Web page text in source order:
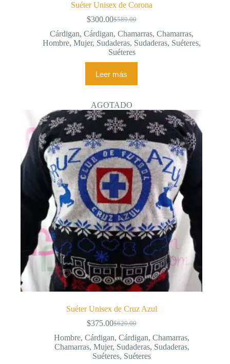
Suéter Unisex de Corona
$589.00
El
precio
original
era:
$589.00.
$300.00El
precio
actual
es:
$300.00.
Cárdigan,Cárdigan,Chamarras,Chamarras,
Hombre,Mujer, Sudaderas, Sudaderas, Suéteres,
Suéteres
Leer más
AGOTADO
Suéter Unisex de Cruz Azul
$620.00
El
precio
original
era:
$375.00El
precio
actual
es:
Hombre,Cárdigan,Cárdigan,Chamarras,
Chamarras, Mujer, Sudaderas, Sudaderas,
Suéteres, Suéteres